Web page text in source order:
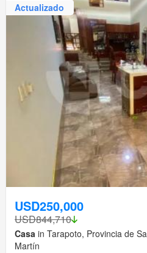
Actualizado
USD250,000
USD844,710
Casa in Tarapoto, Provincia de
Martín